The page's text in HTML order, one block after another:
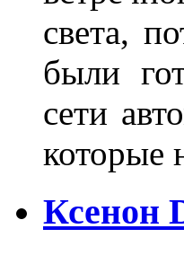
света,
были
сети
которые
Ксенон